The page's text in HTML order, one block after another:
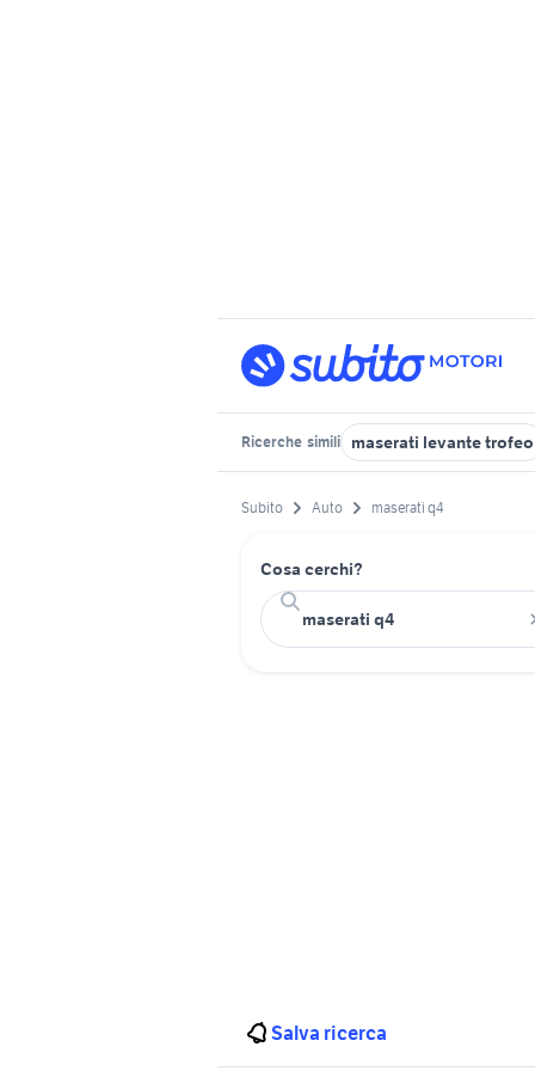
Ricerche simili maserati levante trofeo
Subito Auto maserati q4
Cosa cerchi?
Salva ricerca